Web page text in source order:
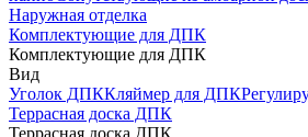
Наружная отделка
Комплектующие для ДПК
Комплектующие для ДПК
Вид
Уголок ДПККляймер для ДПК
Террасная доска ДПК
Террасная доска ДПК